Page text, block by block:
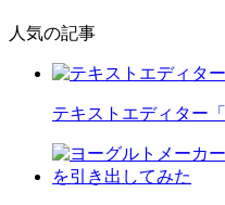
人気の記事
テキストエディター